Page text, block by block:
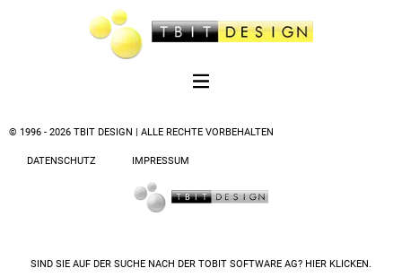
© 1996 - 2026 TBIT DESIGN | ALLE RECHTE VORBEHALTEN
DATENSCHUTZ IMPRESSUM
SIND SIE AUF DER SUCHE NACH DER TOBIT SOFTWARE AG? HIER KLICKEN.